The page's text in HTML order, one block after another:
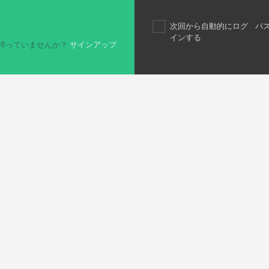
っていませんか？ サインアップ
次回から自動的にログ
インする
パ